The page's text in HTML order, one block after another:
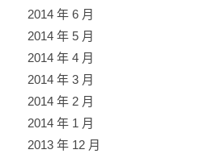
2014 年 6 月
2014 年 5 月
2014 年 4 月
2014 年 3 月
2014 年 2 月
2014 年 1 月
2013 年 12 月